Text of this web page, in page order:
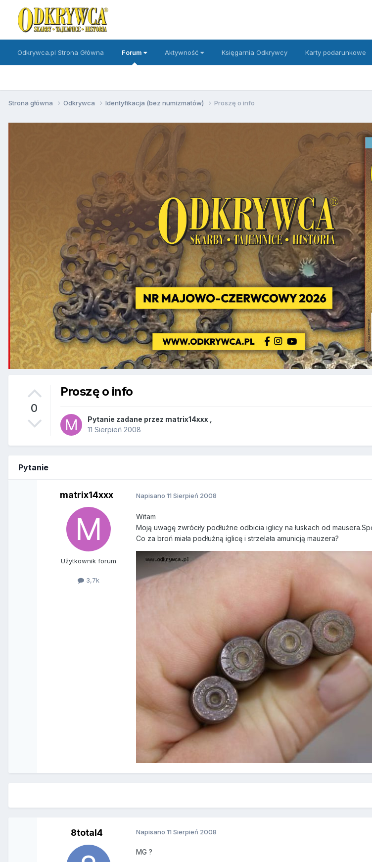
Odkrywca.pl Strona Główna Forum Aktywność Księgarnia Odkrywcy Karty podarunkowe
Strona główna Odkrywca Identyfikacja (bez numizmatów) Proszę o info
0
Proszę o info
Pytanie zadane przez matrix14xxx
11 Sierpień 2008
Pytanie
matrix14xxx
Użytkownik forum
3,7k
Napisano11 Sierpień 2008
Witam
Moją uwagę zwróciły podłużne odbicia iglicy na łuskach od
Co za broń miała podłużną iglicę i strzelała amunicją mauzera?
8total4 Napisano11 Sierpień 2008
MG ?